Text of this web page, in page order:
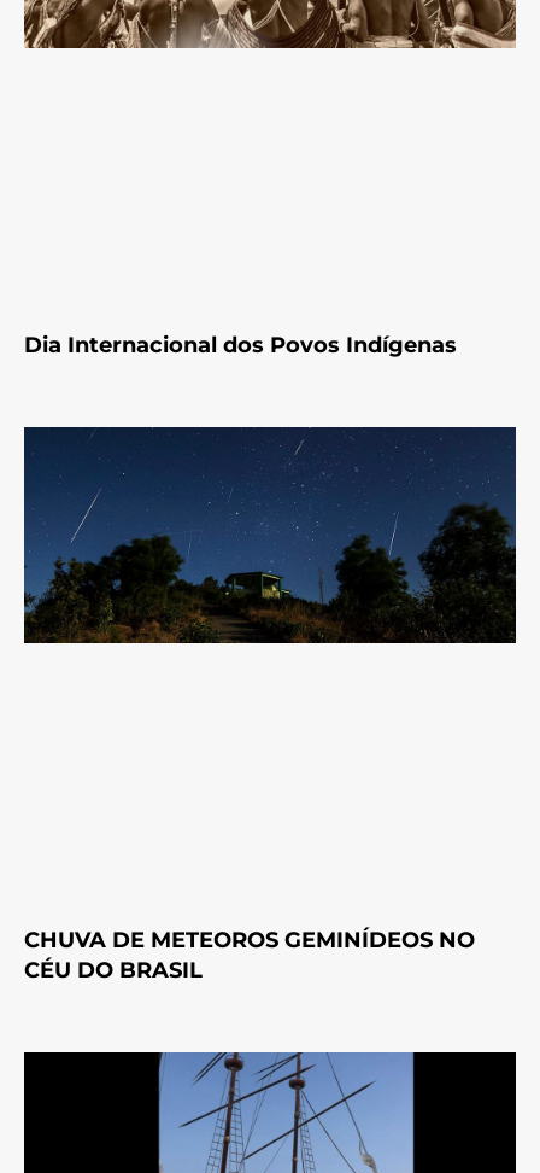
Dia Internacional dos Povos Indígenas
CHUVA DE METEOROS GEMINÍDEOS NO
CÉU DO BRASIL